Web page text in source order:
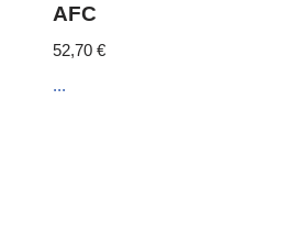
AFC
52,70€
...